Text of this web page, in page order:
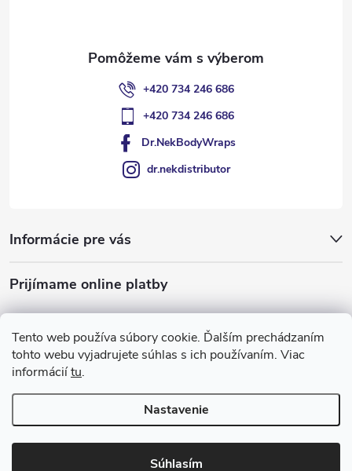
Tento web používa súbory cookie. Ďalším prechádzaním
tohto webu vyjadrujete súhlas s ich používaním. Viac
informáciítu.
Nastavenie
Súhlasím
+420 734 246 686
+420 734 246 686
Dr.NekBodyWraps
dr.nekdistributor
Informácie pre vás
Prijímame online platby
Copyright 2026Dr Nek. Všetky práva vyhradené.